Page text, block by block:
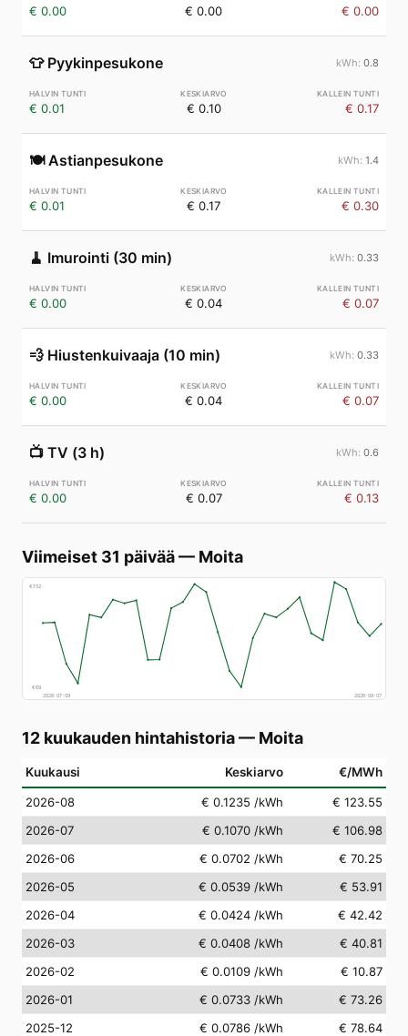
€ 0.00 € 0.00 € 0.00
👕 Pyykinpesukone 0.8
€ 0.01 € 0.10 € 0.17
🍽️ Astianpesukone 1.4
€ 0.01 € 0.17 € 0.30
🧹 Imurointi (30 min) 0.33
€ 0.00 € 0.04 € 0.07
💨 Hiustenkuivaaja (10 min) 0.33
€ 0.00 € 0.04 € 0.07
📺 TV (3 h) 0.6
€ 0.00 € 0.07 € 0.13
Viimeiset 31 päivää— Moita
€152
€69
2026-07-09
2026-08-07
12 kuukauden hintahistoria— Moita
Kuukausi Keskiarvo €/MWh
2026-08 € 0.1235 /kWh
€ 123.55
2026-07
€ 0.1070 /kWh
€ 106.98
2026-06
€ 0.0702 /kWh
€ 70.25
2026-05
€ 0.0539 /kWh
€ 53.91
2026-04
€ 0.0424 /kWh
€ 42.42
2026-03
€ 0.0408 /kWh
€ 40.81
2026-02
€ 0.0109 /kWh
€ 10.87
2026-01
€ 0.0733 /kWh
€ 73.26
2025-12
€ 0.0786 /kWh
€ 78.64